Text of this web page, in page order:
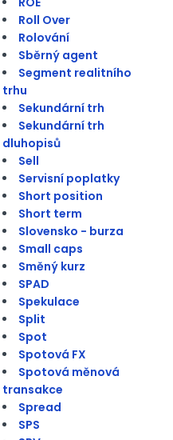
Roll Over
Rolování
Sběrný agent
Segment realitního
trhu
Sekundární trh
Sekundární trh
dluhopisů
Sell
Servisní poplatky
Short position
Short term
Slovensko - burza
Small caps
Směný kurz
SPAD
Spekulace
Split
Spot
Spotová FX
Spotová měnová
transakce
Spread
SPS